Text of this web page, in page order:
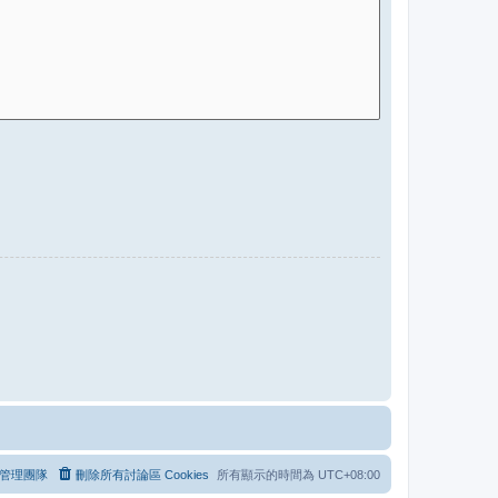
所有顯示的時間為 UTC+08:00
刪除所有討論區 Cookies
管理團隊